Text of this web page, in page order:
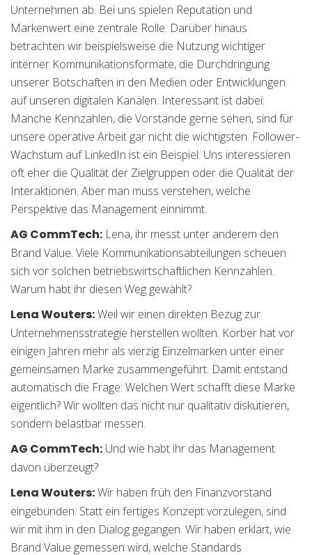
Unternehmen ab. Bei uns spielen Reputation und
Markenwert eine zentrale Rolle. Darüber hinaus
betrachten wir beispielsweise die Nutzung wichtiger
interner Kommunikationsformate, die Durchdringung
unserer Botschaften in den Medien oder Entwicklungen
auf unseren digitalen Kanälen. Interessant ist dabei:
Manche Kennzahlen, die Vorstände gerne sehen, sind für
unsere operative Arbeit gar nicht die wichtigsten. Follower-
Wachstum auf LinkedIn ist ein Beispiel. Uns interessieren
oft eher die Qualität der Zielgruppen oder die Qualität der
Interaktionen. Aber man muss verstehen, welche
Perspektive das Management einnimmt.
AG CommTech: Lena, ihr messt unter anderem den
Brand Value. Viele Kommunikationsabteilungen scheuen
sich vor solchen betriebswirtschaftlichen Kennzahlen.
Warum habt ihr diesen Weg gewählt?
Lena Wouters:Weil wir einen direkten Bezug zur
Unternehmensstrategie herstellen wollten. Körber hat vor
einigen Jahren mehr als vierzig Einzelmarken unter einer
gemeinsamen Marke zusammengeführt. Damit entstand
automatisch die Frage: Welchen Wert schafft diese Marke
eigentlich? Wir wollten das nicht nur qualitativ diskutieren,
sondern belastbar messen.
AG CommTech: Und wie habt ihr das Management
davon überzeugt?
Lena Wouters:Wir haben früh den Finanzvorstand
eingebunden. Statt ein fertiges Konzept vorzulegen, sind
wir mit ihm in den Dialog gegangen. Wir haben erklärt, wie
Brand Value gemessen wird, welche Standards